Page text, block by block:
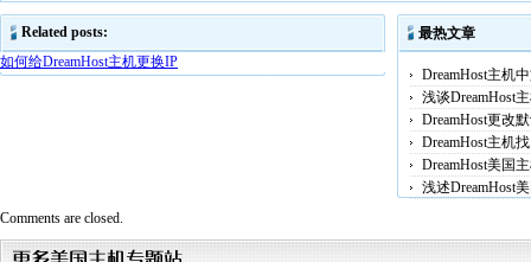
Related posts:
如何给DreamHost主机更换IP
最热文章
DreamHost主机
浅谈DreamHost
DreamHost更改
DreamHost主机
DreamHost美国
浅述DreamHost
Comments are closed.